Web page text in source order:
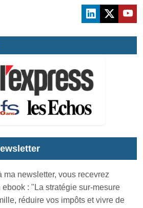
ma newsletter, vous recevrez
: "La stratégie sur-mesure
réduire vos impôts et vivre de